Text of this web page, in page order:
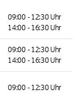
09:00 - 12:30 Uhr
14:00 - 16:30 Uhr
09:00 - 12:30 Uhr
14:00 - 16:30 Uhr
09:00 - 12:30 Uhr